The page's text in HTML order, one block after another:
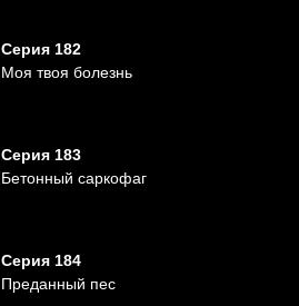
Серия 182
Моя твоя болезнь
Серия 183
Бетонный саркофаг
Серия 184
Преданный пес